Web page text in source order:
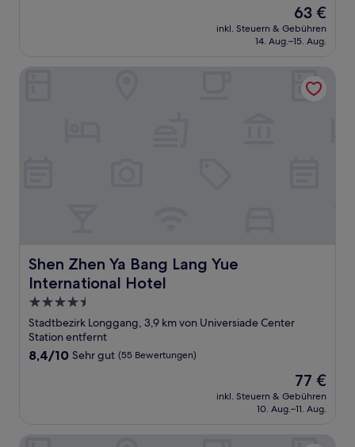
Der
Preis
beträgt
63 €
inkl. Steuern & Gebühren
14. Aug.–15. Aug.
Shen Zhen Ya Bang Lang Yue
International Hotel
Shen Zhen Ya Bang Lang Yue International Hotel
4.5-
Sterne-
Unterkunft
Stadtbezirk Longgang, 3,9 km von Universiade Center
Station entfernt
8.4
Bewertungen)
8,4/10 Sehr gut (55 Bewertungen)
Der
Preis
beträgt
77 €
inkl. Steuern & Gebühren
10. Aug.–11. Aug.
Holiday Inn Express Shenzhen Haiyuan City by IHG